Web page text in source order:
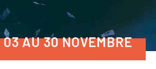
03 AU 30 NOVEMBRE